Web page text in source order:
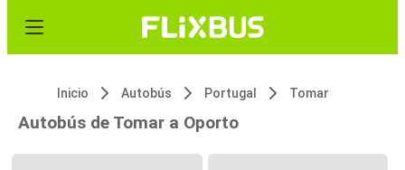
Inicio Autobús Portugal Tomar
Autobús de Tomar a Oporto